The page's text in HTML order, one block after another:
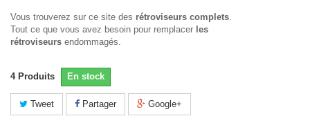
Vous trouverez sur ce site des rétroviseurs complets.
Tout ce que vous avez besoin pour remplacer les
rétroviseurs endommagés.
4 Produits En stock
Tweet Partager Google+